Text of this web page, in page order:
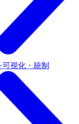
視化・統制